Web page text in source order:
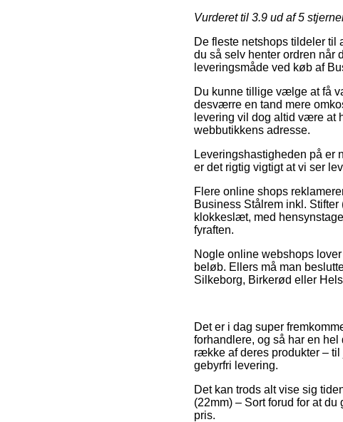
Vurderet til 3.9 ud af 5
De fleste netshops tildeler til
du så selv henter ordren når
leveringsmåde ved køb af
Du kunne tillige vælge at få
desværre en tand mere
levering vil dog altid være at
webbutikkens adresse.
Leveringshastigheden på er
er det rigtig vigtigt at vi ser
Flere online shops
Business Stålrem inkl.
klokkeslæt, med
fyraften.
Nogle online webshops
beløb. Ellers må man
Silkeborg, Birkerød eller
Det er i dag super
forhandlere, og så har en
række af deres produkter –
gebyrfri levering.
Det kan trods alt vise sig
(22mm) – Sort forud for at
pris.